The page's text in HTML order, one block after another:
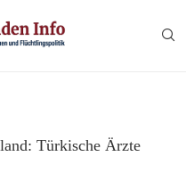
Türkische Ärzte